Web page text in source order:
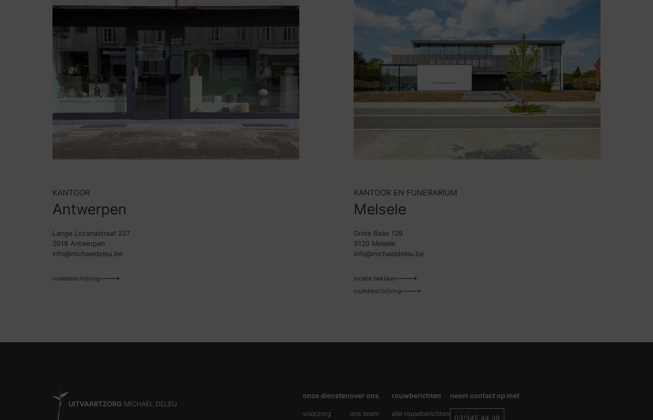
KANTOOR
Antwerpen
Lange Lozanastraat 237
2018 Antwerpen
info@michaeldeleu.be
routebeschrijving
KANTOOR EN FUNERARIUM
Melsele
Grote Baan 129
9120 Melsele
info@michaeldeleu.be
locatie bekijken
routebeschrijving
UITVAARTZORG MICHAEL DELEU
onze diensten
voorzorg
over ons
ons team
rouwberichten
alle rouwberichten
neem contact op met
03/345 44 38